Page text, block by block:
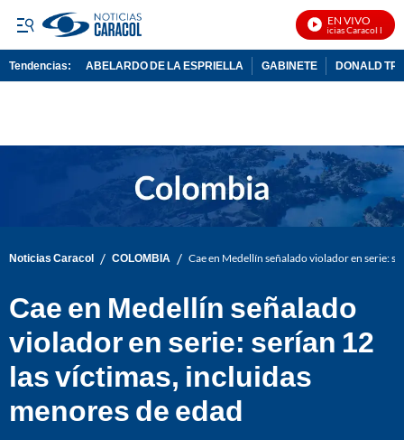
EN VIVO
Noticias Caracol En
Tendencias: ABELARDO DE LA ESPRIELLA GABINETE DONALD
Noticias Caracol / COLOMBIA / Cae en Medellín señalado violador en serie:
Cae en Medellín señalado
violador en serie: serían 12
las víctimas, incluidas
menores de edad